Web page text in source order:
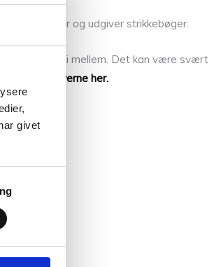
givet
og udgiver strikkebøger.
at vælge i mellem. Det kan være svært
Mohair farverne her.